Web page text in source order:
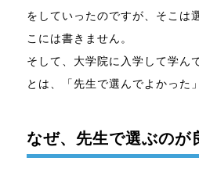
をしていったのですが、そこは
こには書きません。
そして、大学院に入学して学ん
とは、「先生で選んでよかった
なぜ、先生で選ぶのが